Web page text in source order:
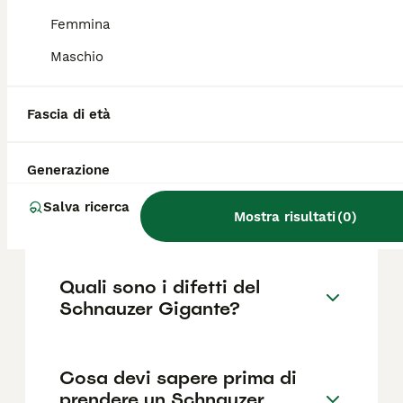
Femmina
Maschio
Fascia di età
Generazione
Salva ricerca
Mostra risultati(0)
fattori come il pedigree, la reputazione
Quanto dura la vita di un
Schnauzer Gigante?
Qual è il carattere del
Schnauzer Gigante?
Quali sono i difetti del
Schnauzer Gigante?
Cosa devi sapere prima di